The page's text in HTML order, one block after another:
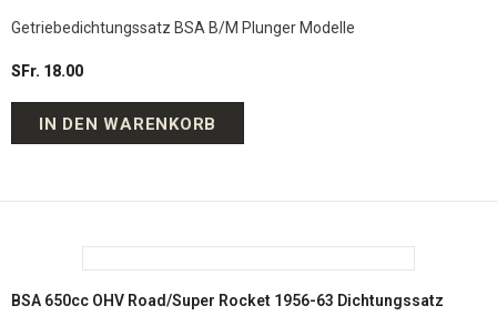
Getriebedichtungssatz BSA B/M Plunger Modelle
SFr. 18.00
IN DEN WARENKORB
BSA 650cc OHV Road/Super Rocket 1956-63 Dichtungssatz